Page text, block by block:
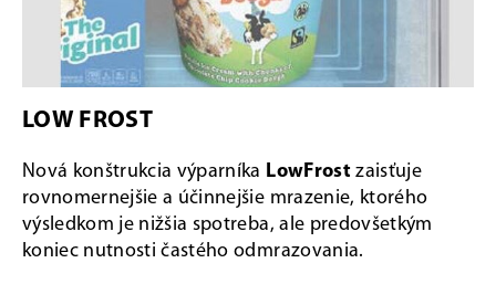
LOW FROST
Nová konštrukcia výparníka LowFrostzaisťuje
rovnomernejšie a účinnejšie mrazenie, ktorého
výsledkom je nižšia spotreba, ale predovšetkým
koniec nutnosti častého odmrazovania.